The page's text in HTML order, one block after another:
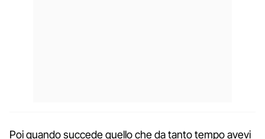
Poi quando succede quello che da tanto tempo avevi